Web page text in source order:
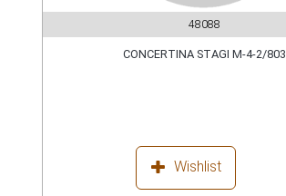
48088
CONCERTINA STAGI M-4-2/803
Wishlist